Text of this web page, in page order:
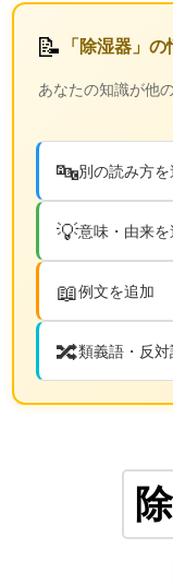
📝 「除湿器」
あなたの知識が他
🔤別の読み方
💡意味・由来を
📖例文を追加
🔀類義語・反